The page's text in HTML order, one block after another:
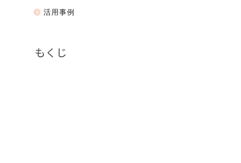
活用事例
もくじ